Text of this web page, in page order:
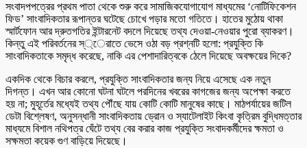
সংবাদপপত্রের প্রথম পাতা থেকে শুরু করে সামাজিকযোগাযোগ মাধ্যমের ‘নোটিফিকেশন
ফিড’ সাংবাদিকতার রূপান্তর ঘটেছে চোখে পড়ার মতো গতিতে। হাতের মুঠোয় থাকা
স্মার্টফোন আর দ্রুতগতির ইন্টারনেট বদলে দিয়েছে তথ্য দেওয়া-নেওয়ার পুরো ব্যাকরণ।
কিন্তু এই পরিবর্তনের স্্েরাতে ভেসে ওঠা বড় প্রশ্নটি হলো: প্রযুক্তি কি
সাংবাদিকতাকে সমৃদ্ধ করেছে, নাকি এর পেশাদারিত্বকে ঠেলে দিয়েছে অবক্ষয়ের দিকে?
একদিক থেকে বিচার করলে, প্রযুক্তি সাংবাদিকতার জন্য নিয়ে এসেছে এক নতুন
দিগন্ত। এখন আর কোনো ঘটনা ঘটলে পরদিনের খবরের কাগজের জন্য অপেক্ষা করতে
হয় না; মুহূর্তের মধ্যেই তথ্য পৌঁছে যায় কোটি কোটি মানুষের কাছে। মাঠপর্যায়ের জটিল
ডেটা বিশ্লেষণ, অনুসন্ধানী সাংবাদিকতায় ড্রোন ও স্যাটেলাইট কিংবা কৃত্রিম বুদ্ধিমত্তার
মাধ্যমে বিশাল নথিপত্র ঘেঁটে তথ্য বের করার কাজ প্রযুক্তি সংবাদকর্মীদের ক্ষমতা ও
সক্ষমতা কয়েক গুণ বাড়িয়ে দিয়েছে।